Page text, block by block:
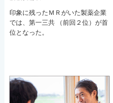
印象に残ったＭＲがいた製薬企業
では、第一三共 （前回２位）が首
位となった。